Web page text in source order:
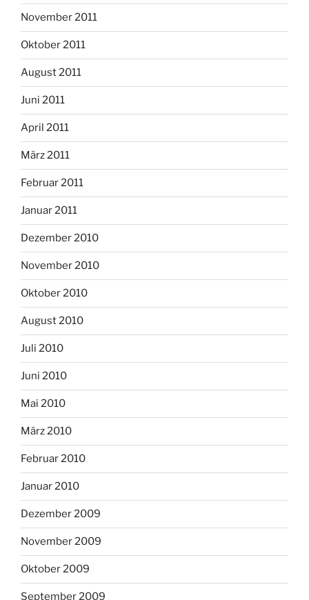
November 2011
Oktober 2011
August 2011
Juni 2011
April 2011
März 2011
Februar 2011
Januar 2011
Dezember 2010
November 2010
Oktober 2010
August 2010
Juli 2010
Juni 2010
Mai 2010
März 2010
Februar 2010
Januar 2010
Dezember 2009
November 2009
Oktober 2009
September 2009